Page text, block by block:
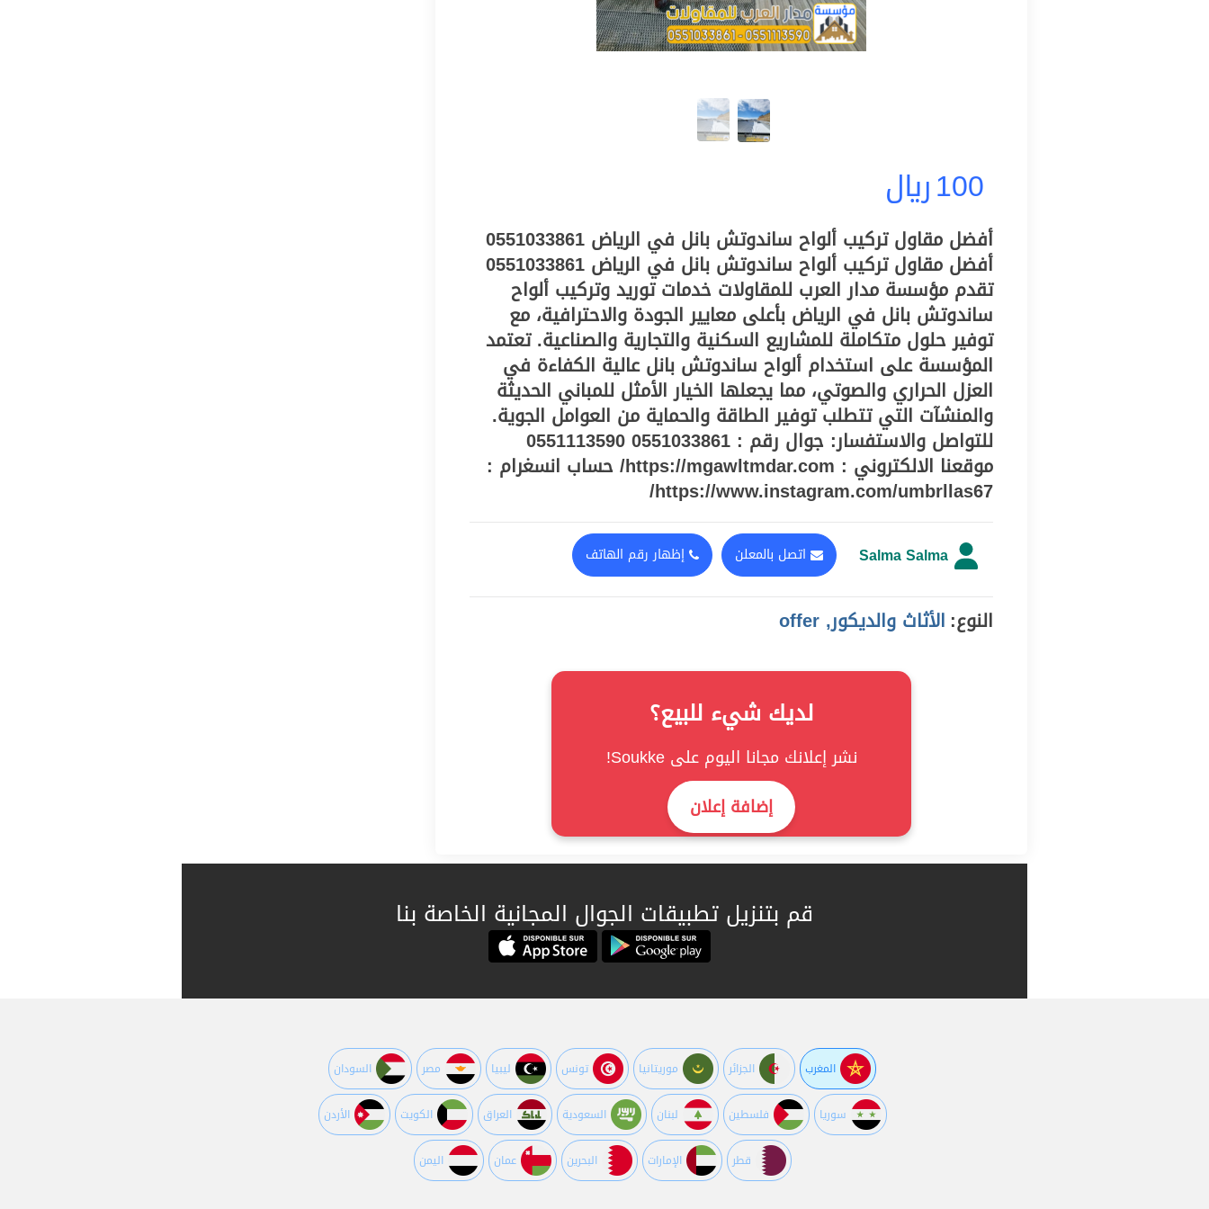
100ريال
أفضل مقاول تركيب ألواح ساندوتش بانل في الرياض 0551033861
أفضل مقاول تركيب ألواح ساندوتش بانل في الرياض 0551033861
تقدم مؤسسة مدار العرب للمقاولات خدمات توريد وتركيب ألواح
ساندوتش بانل في الرياض بأعلى معايير الجودة والاحترافية، مع
توفير حلول متكاملة للمشاريع السكنية والتجارية والصناعية. تعتمد
المؤسسة على استخدام ألواح ساندوتش بانل عالية الكفاءة في
العزل الحراري والصوتي، مما يجعلها الخيار الأمثل للمباني الحديثة
والمنشآت التي تتطلب توفير الطاقة والحماية من العوامل الجوية.
للتواصل والاستفسار: جوال رقم : 0551033861 0551113590
موقعنا الالكتروني : https://mgawltmdar.com/ حساب انسغرام :
https://www.instagram.com/umbrllas67/
Salma Salma اتصل بالمعلن إظهار رقم الهاتف
النوع: الأثاث والديكور, offer
لديك شيء للبيع؟
نشر إعلانك مجانا اليوم على Soukke!
إضافة إعلان
قم بتنزيل تطبيقات الجوال المجانية الخاصة بنا
المغرب الجزائر موريتانيا تونس ليبيا مصر السودان
سوريا فلسطين لبنان السعودية العراق الكويت اﻷردن
قطر اﻹمارات البحرين عمان اليمن